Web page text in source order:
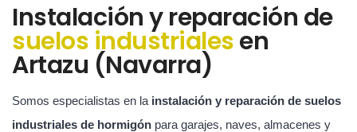
Instalación y reparación de
suelos industrialesen
Artazu (Navarra)
Somos especialistas en la instalación y reparación de suelos
industriales de hormigón para garajes, naves, almacenes y